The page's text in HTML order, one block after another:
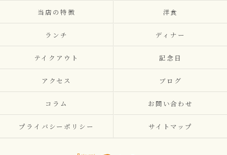
当店の特徴 洋食
ランチ ディナー
テイクアウト 記念日
アクセス ブログ
コラム お問い合わせ
プライバシーポリシー サイトマップ